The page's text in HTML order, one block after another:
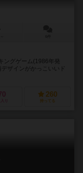
ングゲーム(1986年発
ザインがかっこいいド
り
260
持ってる